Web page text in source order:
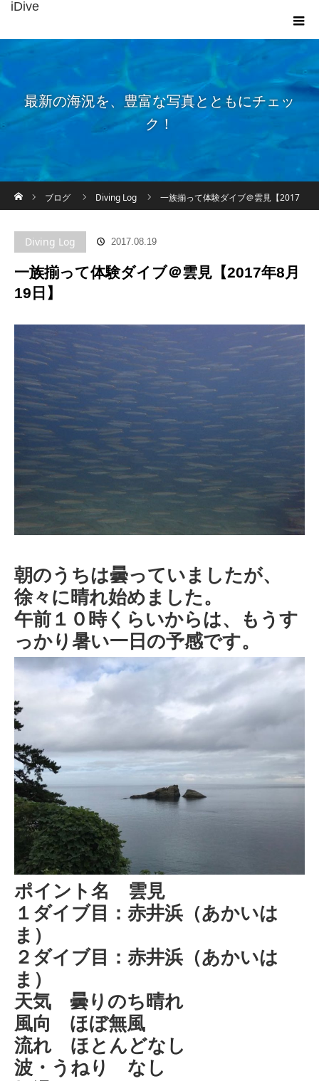
iDive
最新の海況を、豊富な写真とともにチェッ
ク！
ブログ
Diving Log 一族揃って体験ダイブ＠雲見【2017
Diving Log 2017.08.19
一族揃って体験ダイブ＠雲見【2017年8月
19日】
朝のうちは曇っていましたが、
徐々に晴れ始めました。
午前１０時くらいからは、もうす
っかり暑い一日の予感です。
ポイント名 雲見
１ダイブ目：赤井浜（あかいは
ま）
２ダイブ目：赤井浜（あかいは
ま）
天気 曇りのち晴れ
風向 ほぼ無風
流れ ほとんどなし
波・うねり なし